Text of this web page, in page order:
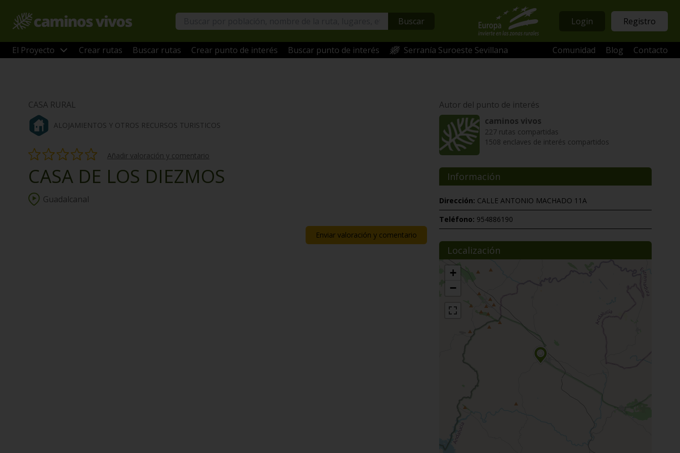
Buscar Login Registro
El Proyecto Crear rutas Buscar rutas Crear punto de interés Buscar punto de interés Serranía Suroeste Sevillana Comunidad Blog Contacto
CASA RURAL
ALOJAMIENTOS Y OTROS RECURSOS TURISTICOS
Añadir valoración y comentario
CASA DE LOS DIEZMOS
Guadalcanal
Enviar valoración y comentario
Autor del punto de interés
caminos vivos
227 rutas compartidas
1508 enclaves de interés compartidos
Información
Dirección: CALLE ANTONIO MACHADO 11A
Teléfono: 954886190
Localización
+
−